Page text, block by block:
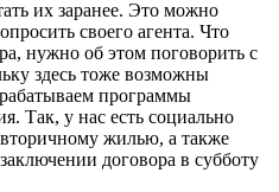
их заранее. Это можно
своего агента. Что
нужно об этом поговорить с
здесь тоже возможны
программы
Так, у нас есть социально
жилью, а также
договора в субботу